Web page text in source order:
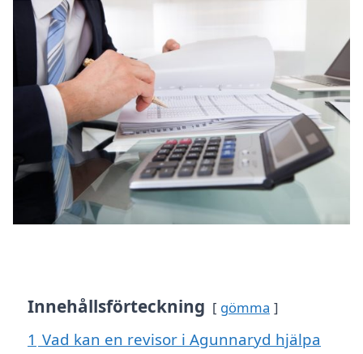
Innehållsförteckning gömma
1 Vad kan en revisor i Agunnaryd hjälpa